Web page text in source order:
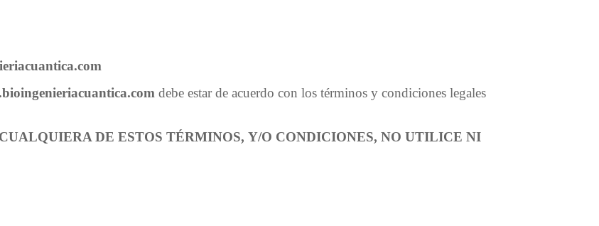
debe estar de acuerdo con los términos y condiciones legales
DE ESTOS TÉRMINOS,Y/O CONDICIONES, NO UTILICE NI